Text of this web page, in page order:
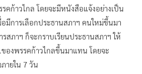
รคก้าวไกล โดยจะมีหนังสือแจ้งอย่างเป็น
มีการเลือกประธานสภาฯ คนใหม่ขึ้นมา
สภาฯ ก็จะกราบเรียนประธานสภาฯ ให้
องพรรคก้าวไกลขึ้นมาแทน โดยจะ
ายใน 7 วัน